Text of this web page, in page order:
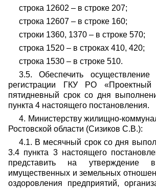
строка 12602 – в строке 207;
строка 12607 – в строке 160;
строки 1360, 1370 – в строке 570;
строка 1520 – в строках 410, 420;
строка 1530 – в строке 510.
3.5. Обеспечить осуществление
регистрации ГКУ РО
пятидневный срок со дня
пункта 4 настоящего постановления.
4. Министерству жилищно-
Ростовской области (Сизиков С.В.):
4.1. В месячный срок со дня
3.4 пункта 3 настоящего
представить на утверждение в
имущественных и земельных
оздоровления предприятий,